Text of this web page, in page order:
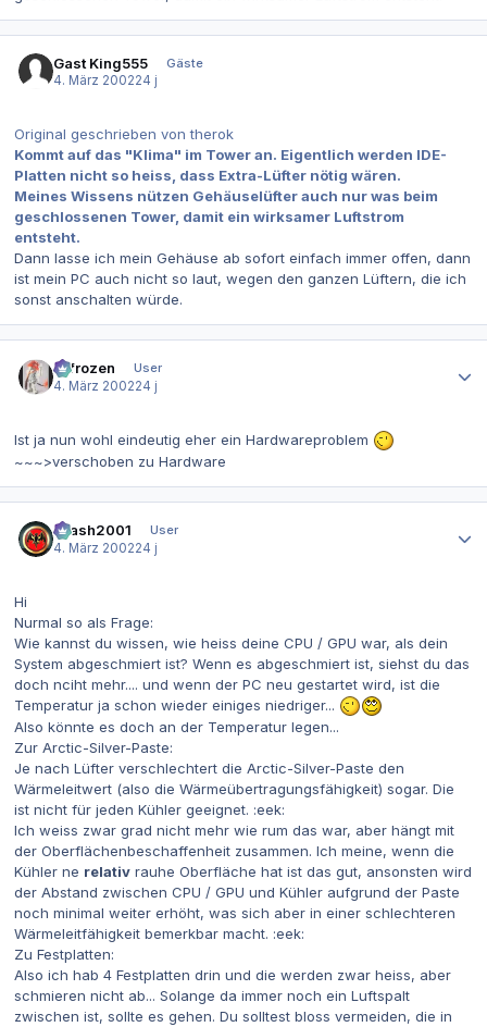
Gast King555
Gäste
4. März 200224 j
Original geschrieben von therok
Kommt auf das "Klima" im Tower an. Eigentlich werden IDE-
Platten nicht so heiss, dass Extra-Lüfter nötig wären.
Meines Wissens nützen Gehäuselüfter auch nur was beim
geschlossenen Tower, damit ein wirksamer Luftstrom
entsteht.
Dann lasse ich mein Gehäuse ab sofort einfach immer offen, dann
ist mein PC auch nicht so laut, wegen den ganzen Lüftern, die ich
sonst anschalten würde.
2-frozen
User
4. März 200224 j
Ist ja nun wohl eindeutig eher ein Hardwareproblem
~~~>verschoben zu Hardware
Crash2001
User
4. März 200224 j
Hi
Nurmal so als Frage:
Wie kannst du wissen, wie heiss deine CPU / GPU war, als dein
System abgeschmiert ist? Wenn es abgeschmiert ist, siehst du das
doch nciht mehr.... und wenn der PC neu gestartet wird, ist die
Temperatur ja schon wieder einiges niedriger...
Also könnte es doch an der Temperatur legen...
Zur Arctic-Silver-Paste:
Je nach Lüfter verschlechtert die Arctic-Silver-Paste den
Wärmeleitwert (also die Wärmeübertragungsfähigkeit) sogar. Die
ist nicht für jeden Kühler geeignet. :eek:
Ich weiss zwar grad nicht mehr wie rum das war, aber hängt mit
der Oberflächenbeschaffenheit zusammen. Ich meine, wenn die
Kühler ne relativ rauhe Oberfläche hat ist das gut, ansonsten wird
der Abstand zwischen CPU / GPU und Kühler aufgrund der Paste
noch minimal weiter erhöht, was sich aber in einer schlechteren
Wärmeleitfähigkeit bemerkbar macht. :eek:
Zu Festplatten:
Also ich hab 4 Festplatten drin und die werden zwar heiss, aber
schmieren nicht ab... Solange da immer noch ein Luftspalt
zwischen ist, sollte es gehen. Du solltest bloss vermeiden, die in